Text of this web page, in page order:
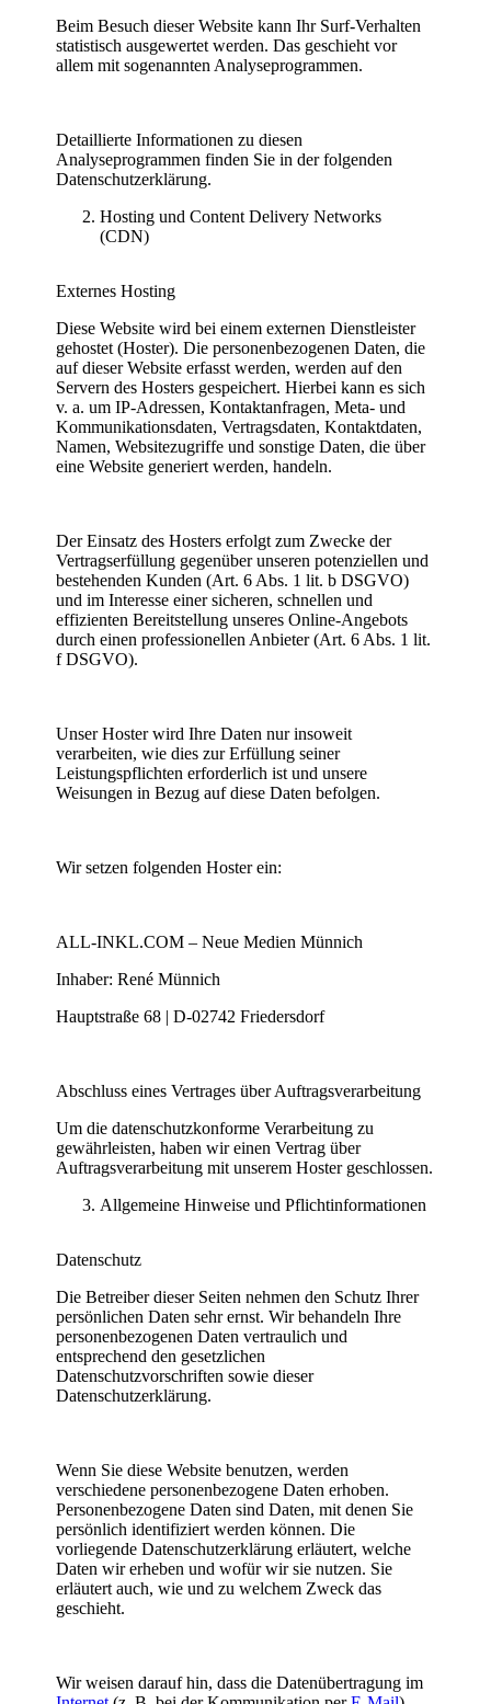
Beim Besuch dieser Website kann Ihr Surf-Verhalten
statistisch ausgewertet werden. Das geschieht vor
allem mit sogenannten Analyseprogrammen.
Detaillierte Informationen zu diesen
Analyseprogrammen finden Sie in der folgenden
Datenschutzerklärung.
Hosting und Content Delivery Networks
(CDN)
Externes Hosting
Diese Website wird bei einem externen Dienstleister
gehostet (Hoster). Die personenbezogenen Daten, die
auf dieser Website erfasst werden, werden auf den
Servern des Hosters gespeichert. Hierbei kann es sich
v. a. um IP-Adressen, Kontaktanfragen, Meta- und
Kommunikationsdaten, Vertragsdaten, Kontaktdaten,
Namen, Websitezugriffe und sonstige Daten, die über
eine Website generiert werden, handeln.
Der Einsatz des Hosters erfolgt zum Zwecke der
Vertragserfüllung gegenüber unseren potenziellen und
bestehenden Kunden (Art. 6 Abs. 1 lit. b DSGVO)
und im Interesse einer sicheren, schnellen und
effizienten Bereitstellung unseres Online-Angebots
durch einen professionellen Anbieter (Art. 6 Abs. 1 lit.
f DSGVO).
Unser Hoster wird Ihre Daten nur insoweit
verarbeiten, wie dies zur Erfüllung seiner
Leistungspflichten erforderlich ist und unsere
Weisungen in Bezug auf diese Daten befolgen.
Wir setzen folgenden Hoster ein:
ALL-INKL.COM – Neue Medien Münnich
Inhaber: René Münnich
Hauptstraße 68 | D-02742 Friedersdorf
Abschluss eines Vertrages über Auftragsverarbeitung
Um die datenschutzkonforme Verarbeitung zu
gewährleisten, haben wir einen Vertrag über
Auftragsverarbeitung mit unserem Hoster geschlossen.
Allgemeine Hinweise und Pflicht­informationen
Datenschutz
Die Betreiber dieser Seiten nehmen den Schutz Ihrer
persönlichen Daten sehr ernst. Wir behandeln Ihre
personenbezogenen Daten vertraulich und
entsprechend den gesetzlichen
Datenschutzvorschriften sowie dieser
Datenschutzerklärung.
Wenn Sie diese Website benutzen, werden
verschiedene personenbezogene Daten erhoben.
Personenbezogene Daten sind Daten, mit denen Sie
persönlich identifiziert werden können. Die
vorliegende Datenschutzerklärung erläutert, welche
Daten wir erheben und wofür wir sie nutzen. Sie
erläutert auch, wie und zu welchem Zweck das
geschieht.
Wir weisen darauf hin, dass die Datenübertragung im